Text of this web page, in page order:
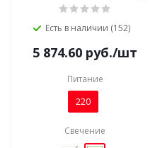
Есть в наличии (152)
5 874.60 руб./шт
Питание
220
Свечение